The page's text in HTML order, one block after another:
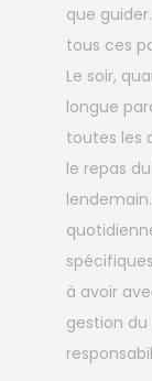
que
tous ces
Le soir,
longue
toutes les
le repas
à avoir
gestion